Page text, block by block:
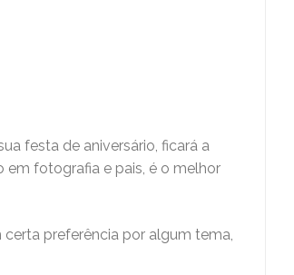
festa de aniversário, ficará a
em fotografia e pais, é o melhor
preferência por algum tema,